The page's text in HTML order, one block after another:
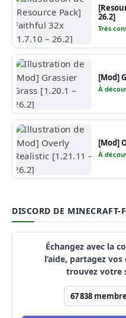
26.2]
Très
[Mod]
À
[Mod]
À
DISCORD DE MINECRAFT-
Échangez avec la
l’aide, partagez
trouvez votre
67 838